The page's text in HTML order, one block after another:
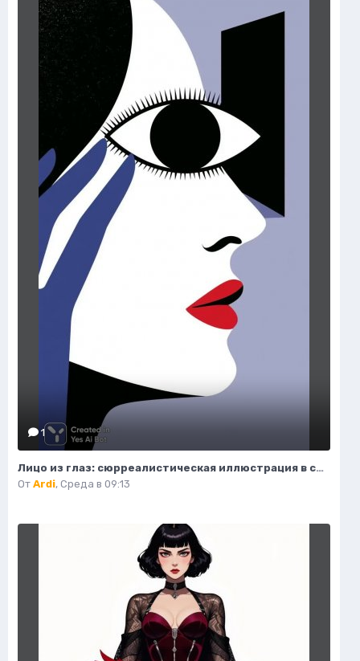
1
Лицо из глаз: сюрреалистическая иллюстрация в стиле минимализма. Нейронная сеть Миджорни
От Ardi, Среда в 09:13